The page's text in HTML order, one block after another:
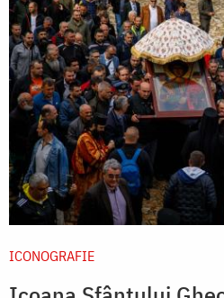
ICONOGRAFIE